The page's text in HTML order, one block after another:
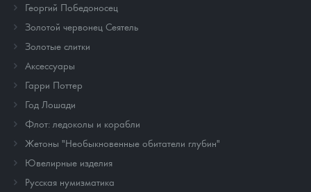
Георгий Победоносец
Золотой червонец Сеятель
Золотые слитки
Аксессуары
Гарри Поттер
Год Лошади
Флот: ледоколы и корабли
Жетоны "Необыкновенные обитатели глубин"
Ювелирные изделия
Русская нумизматика